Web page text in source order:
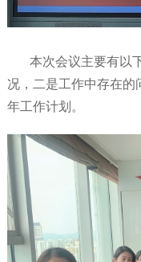
本次会议主要有以
况，二是工作中存在
年工作计划。